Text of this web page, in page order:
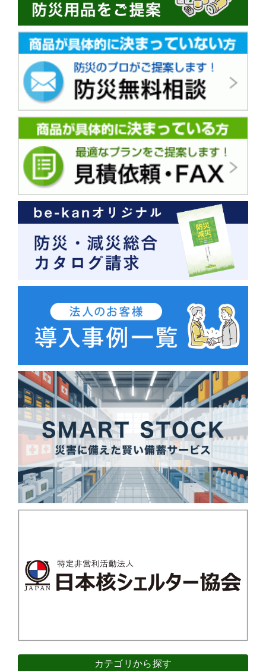
カテゴリから探す